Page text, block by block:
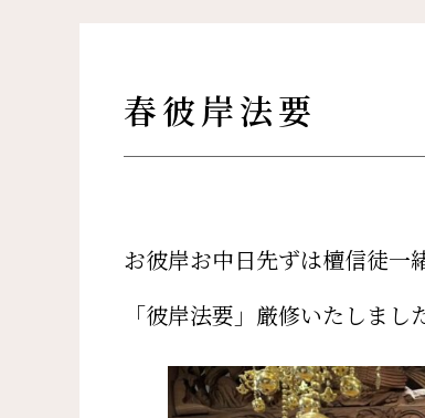
春彼岸法要
お彼岸お中日先ずは檀信徒一
「彼岸法要」厳修いたしまし